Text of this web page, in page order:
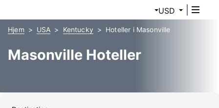
USD
Hjem USA Kentucky Hoteller i Masonville
Masonville Hoteller